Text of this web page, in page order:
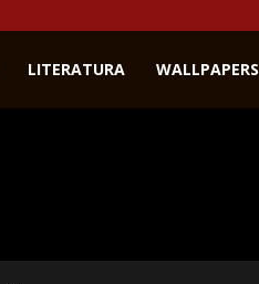
LITERATURA WALLPAPERS